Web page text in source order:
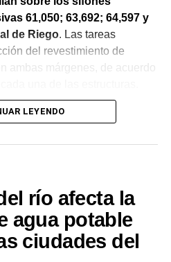
61,050; 63,692; 64,597 y
de Riego. Las tareas
del revestimiento de
ambas márgenes, de acuerdo
de losas deterioradas, la
nuevo revestimiento de
de acero y el sellado de
de la infraestructura.
esta intervención forma
y renovación de la
con el propósito de
LEYENDO
río afecta la
agua potable
ciudades del